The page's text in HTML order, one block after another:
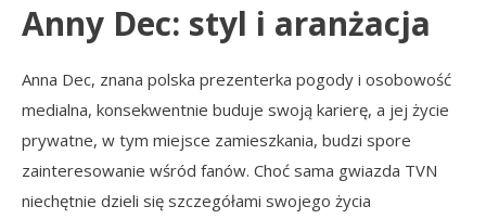
Anny Dec: styl i aranżacja
Anna Dec, znana polska prezenterka pogody i osobowość
medialna, konsekwentnie buduje swoją karierę, a jej życie
prywatne, w tym miejsce zamieszkania, budzi spore
zainteresowanie wśród fanów. Choć sama gwiazda TVN
niechętnie dzieli się szczegółami swojego życia